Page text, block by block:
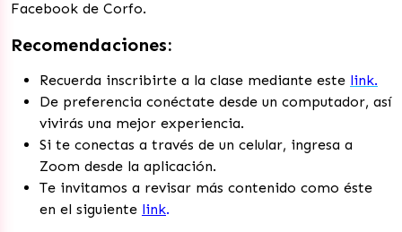
Facebook de Corfo.
Recomendaciones:
Recuerda inscribirte a la clase mediante este link.
De preferencia conéctate desde un computador, así
vivirás una mejor experiencia.
Si te conectas a través de un celular, ingresa a
Zoom desde la aplicación.
Te invitamos a revisar más contenido como éste
en el siguiente link.